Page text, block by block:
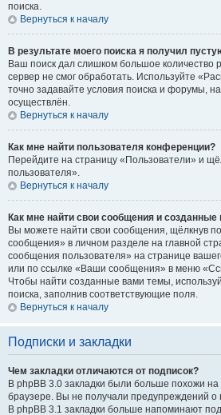
поиска.
Вернуться к началу
В результате моего поиска я получил
Ваш поиск дал слишком большое количество
сервер не смог обработать. Используйте
точно задавайте условия поиска и форумы,
осуществлён.
Вернуться к началу
Как мне найти пользователя конференции?
Перейдите на страницу «Пользователи» и
пользователя».
Вернуться к началу
Как мне найти свои сообщения и
Вы можете найти свои сообщения, щёлкнув
сообщения» в личном разделе на главной
сообщения пользователя» на странице
или по ссылке «Ваши сообщения» в меню
Чтобы найти созданные вами темы,
поиска, заполнив соответствующие поля.
Вернуться к началу
Подписки и закладки
Чем закладки отличаются от подписок?
В phpBB 3.0 закладки были больше похожи
браузере. Вы не получали предупреждений
В phpBB 3.1 закладки больше напоминают